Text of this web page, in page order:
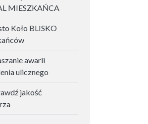
MIESZKAŃCA
Koło BLISKO
awarii
ulicznego
jakość